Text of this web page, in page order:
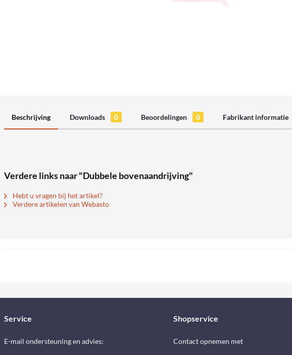
Beschrijving Downloads 0 Beoordelingen 0 Fabrikant informatie
Verdere links naar "Dubbele bovenaandrijving"
Hebt u vragen bij het artikel?
Verdere artikelen van Webasto
Service
E-mail ondersteuning en advies:
Shopservice
Contact opnemen met